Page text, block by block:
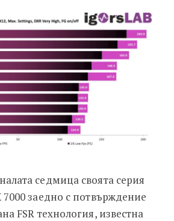
седмица своята серия
7000 заедно с потвърждение
FSR технология, известна